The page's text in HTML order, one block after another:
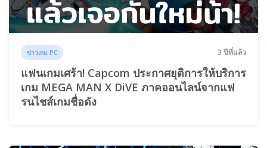
ข่าวเกม PC 3 ปีที่แล้ว
แฟนเกมเศร้า! Capcom ประกาศยุติการให้บริการ
เกม MEGA MAN X DiVE ภาคออนไลน์จากแฟ
รนไชส์เกมชื่อดัง